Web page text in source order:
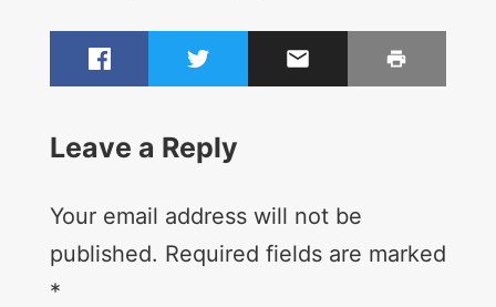
Leave a Reply
Your email address will not be
published. Required fields are marked
*